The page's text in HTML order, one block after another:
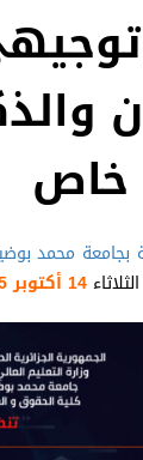
خاص
بجامعة محمد
14 أكتوبر 2025